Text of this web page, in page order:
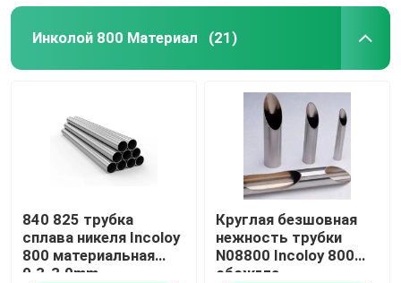
Инколой 800 Материал (21)
840 825 трубка
сплава никеля Incoloy
800 материальная
0.3-3.0mm
Круглая безшовная
нежность трубки
N08800 Incoloy 800
обожгла